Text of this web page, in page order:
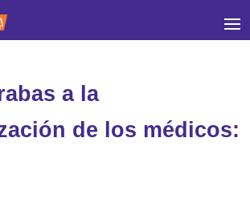
a la
de los médicos: